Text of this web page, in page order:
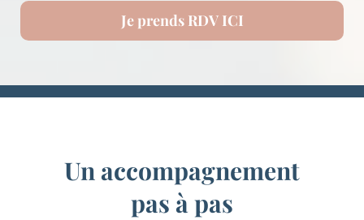
Je prends RDV ICI
Un accompagnement
pas à pas